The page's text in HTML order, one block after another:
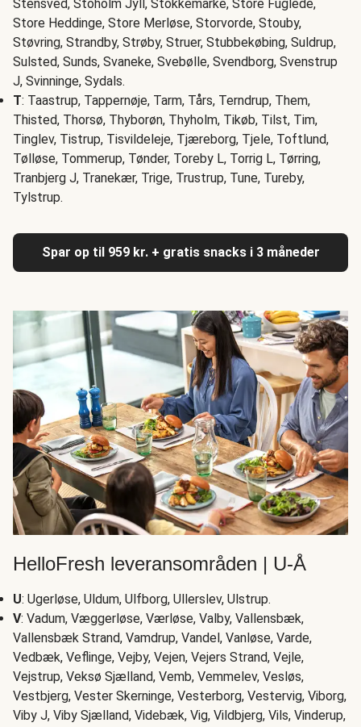
Stensved, Stoholm Jyll, Stokkemarke, Store Fuglede,
Store Heddinge, Store Merløse, Storvorde, Stouby,
Støvring, Strandby, Strøby, Struer, Stubbekøbing, Suldrup,
Sulsted, Sunds, Svaneke, Svebølle, Svendborg, Svenstrup
J, Svinninge, Sydals.
T: Taastrup, Tappernøje, Tarm, Tårs, Terndrup, Them,
Thisted, Thorsø, Thyborøn, Thyholm, Tikøb, Tilst, Tim,
Tinglev, Tistrup, Tisvildeleje, Tjæreborg, Tjele, Toftlund,
Tølløse, Tommerup, Tønder, Toreby L, Torrig L, Tørring,
Tranbjerg J, Tranekær, Trige, Trustrup, Tune, Tureby,
Tylstrup.
Spar op til 959 kr. + gratis snacks i 3 måneder
HelloFresh leveransområden | U-Å
U: Ugerløse, Uldum, Ulfborg, Ullerslev, Ulstrup.
V: Vadum, Væggerløse, Værløse, Valby, Vallensbæk,
Vallensbæk Strand, Vamdrup, Vandel, Vanløse, Varde,
Vedbæk, Veflinge, Vejby, Vejen, Vejers Strand, Vejle,
Vejstrup, Veksø Sjælland, Vemb, Vemmelev, Vesløs,
Vestbjerg, Vester Skerninge, Vesterborg, Vestervig, Viborg,
Viby J, Viby Sjælland, Videbæk, Vig, Vildbjerg, Vils, Vinderup,